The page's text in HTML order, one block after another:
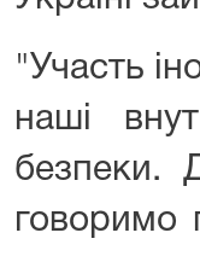
"Участь
наші
безпеки.
говоримо